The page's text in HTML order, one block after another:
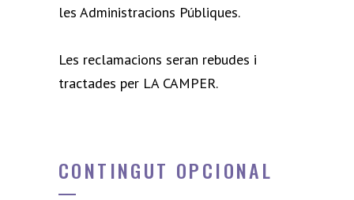
les Administracions Públiques.
Les reclamacions seran rebudes i
tractades per LA CAMPER.
CONTINGUT OPCIONAL